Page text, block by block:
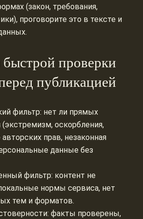
(закон, требования,
проговорите это в тексте и
проверки
публикацией
фильтр: нет ли прямых
оскорбления,
прав, незаконная
данные без
фильтр: контент не
нормы сервиса, нет
тем и форматов.
факты проверены,